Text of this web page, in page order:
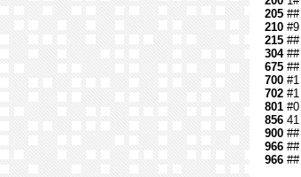
205 ##
210 #9
215 ##
304##
675 ##
700 #1
702 #1
801 #0
856 41
900 ##
966 ##
966 ##